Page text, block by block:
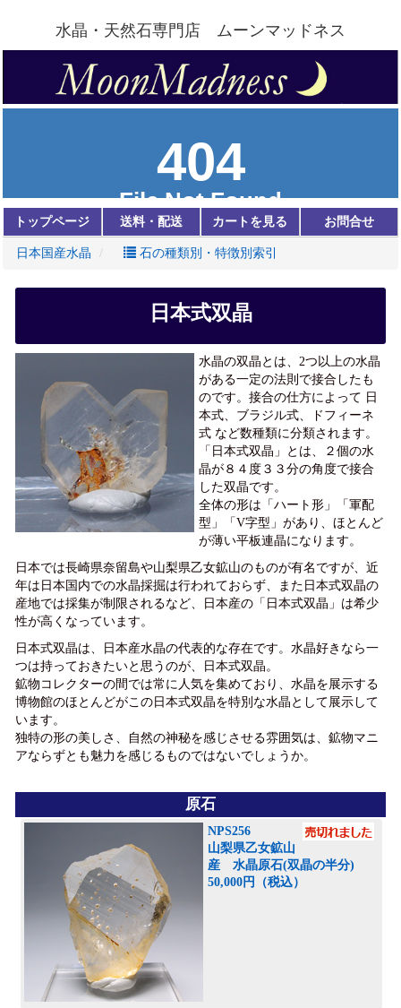
水晶・天然石専門店 ムーンマッドネス
トップページ 送料・配送 カートを見る お問合せ
日本国産水晶 石の種類別・特徴別索引
日本式双晶
水晶の双晶とは、2つ以上の水晶
がある一定の法則で接合したも
のです。接合の仕方によって 日
本式、ブラジル式、ドフィーネ
式 など数種類に分類されます。
「日本式双晶」とは、２個の水
晶が８４度３３分の角度で接合
した双晶です。
全体の形は「ハート形」「軍配
型」「V字型」があり、ほとんど
が薄い平板連晶になります。
日本では長崎県奈留島や山梨県乙女鉱山のものが有名ですが、近
年は日本国内での水晶採掘は行われておらず、また日本式双晶の
産地では採集が制限されるなど、日本産の「日本式双晶」は希少
性が高くなっています。
日本式双晶は、日本産水晶の代表的な存在です。水晶好きなら一
つは持っておきたいと思うのが、日本式双晶。
鉱物コレクターの間では常に人気を集めており、水晶を展示する
博物館のほとんどがこの日本式双晶を特別な水晶として展示して
います。
独特の形の美しさ、自然の神秘を感じさせる雰囲気は、鉱物マニ
アならずとも魅力を感じるものではないでしょうか。
原石
NPS256
山梨県乙女鉱山
産 水晶原石(双晶の半分)
50,000円（税込）